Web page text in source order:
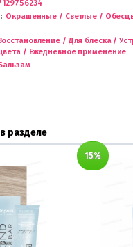
Окрашенные / Светлые /
/ Для блеска /
/ Ежедневное применение
разделе
15%